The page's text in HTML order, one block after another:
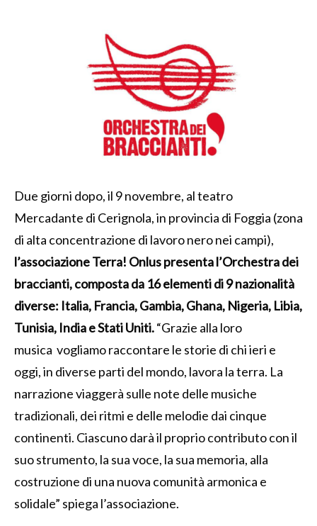
Due giorni dopo, il 9 novembre, al teatro
Mercadante di Cerignola, in provincia di Foggia (zona
di alta concentrazione di lavoro nero nei campi),
l’associazione Terra! Onlus presenta l’Orchestra dei
braccianti, composta da 16 elementi di 9 nazionalità
diverse: Italia, Francia, Gambia, Ghana, Nigeria, Libia,
Tunisia, India e Stati Uniti.“Grazie alla loro
musica vogliamo raccontare le storie di chi ieri e
oggi, in diverse parti del mondo, lavora la terra. La
narrazione viaggerà sulle note delle musiche
tradizionali, dei ritmi e delle melodie dai cinque
continenti. Ciascuno darà il proprio contributo con il
suo strumento, la sua voce, la sua memoria, alla
costruzione di una nuova comunità armonica e
solidale” spiega l’associazione.